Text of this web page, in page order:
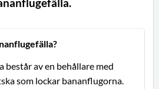
består av en behållare med
som lockar bananflugorna.